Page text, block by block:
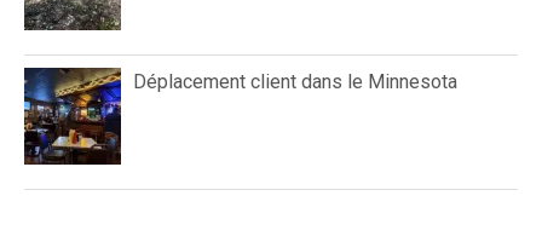
Déplacement client dans le Minnesota